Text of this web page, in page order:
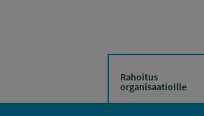
Rahoitus
organisaatioille